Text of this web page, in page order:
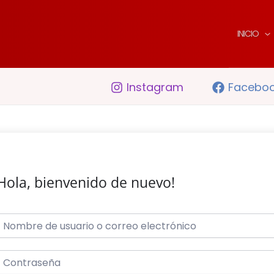
INICIO
Instagram
bienvenido de nuevo!